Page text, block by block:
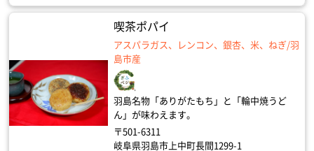
喫茶ポパイ
アスパラガス、レンコン、銀杏、米、ねぎ/羽
島市産
羽島名物「ありがたもち」と「輪中焼うど
ん」が味わえます。
〒501-6311
岐阜県羽島市上中町長間1299-1